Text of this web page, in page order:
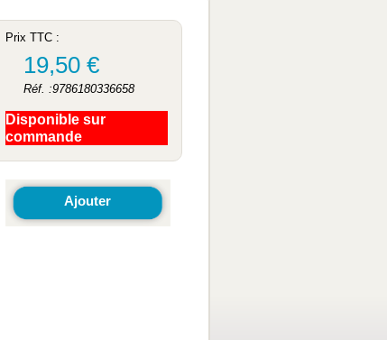
Prix TTC :
19,50 €
Réf. :9786180336658
Disponible sur
commande
Ajouter